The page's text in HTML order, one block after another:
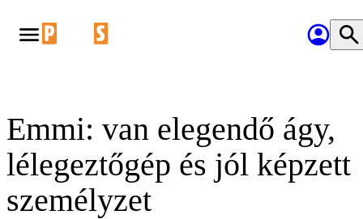
Emmi: van elegendő ágy,
lélegeztőgép és jól képzett
személyzet